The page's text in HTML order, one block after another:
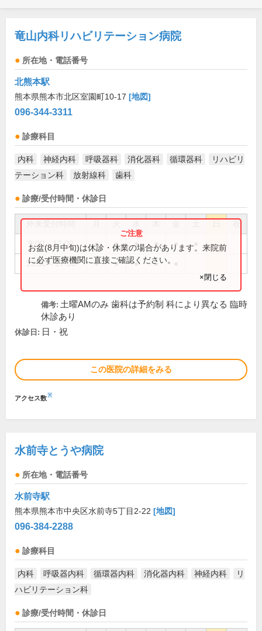
竜山内科リハビリテーション病院
所在地・電話番号
北熊本駅
熊本県熊本市北区室園町10-17 [地図]
096-344-3311
診療科目
内科 神経内科 呼吸器科 消化器科 循環器科
リハビリ
テーション科
放射線科 歯科
診療/受付時間・休診日
祝
9:00～12:00 ● ● ● ● ●
13:30～17:00 ● ● ● ●
お盆(8月中旬)は休診・休業の場合があります。来院前
に必ず医療機関に直接ご確認ください。
×閉じる
備考: 土曜AMのみ 歯科は予約制 科により異なる 臨時
休診あり
休診日: 日・祝
この医院の詳細をみる
アクセス数※
水前寺とうや病院
所在地・電話番号
水前寺駅
熊本県熊本市中央区水前寺5丁目2-22 [地図]
096-384-2288
診療科目
内科 呼吸器内科 循環器内科 消化器内科 神経内科
リ
ハビリテーション科
診療/受付時間・休診日